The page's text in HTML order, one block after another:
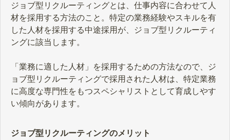
ジョブ型リクルーティングとは、仕事内容に合わせて人
材を採用する方法のこと。特定の業務経験やスキルを有
した人材を採用する中途採用が、ジョブ型リクルーティ
ングに該当します。
「業務に適した人材」を採用するための方法なので、ジ
ョブ型リクルーティングで採用された人材は、特定業務
に高度な専門性をもつスペシャリストとして育成しやす
い傾向があります。
ジョブ型リクルーティングのメリット